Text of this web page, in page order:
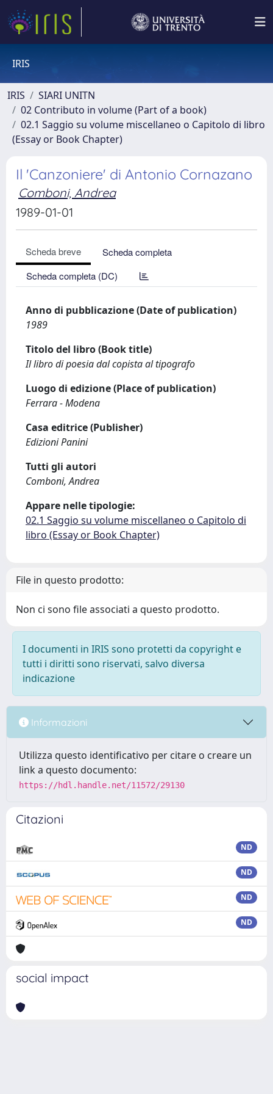
IRIS
IRIS
SIARI UNITN
02 Contributo in volume (Part of a book)
02.1 Saggio su volume miscellaneo o Capitolo di libro
(Essay or Book Chapter)
Il 'Canzoniere' di Antonio Cornazano
Comboni, Andrea
1989-01-01
Scheda breve
Scheda completa
Scheda completa (DC)
Anno di pubblicazione (Date of publication)
1989
Titolo del libro (Book title)
Il libro di poesia dal copista al tipografo
Luogo di edizione (Place of publication)
Ferrara - Modena
Casa editrice (Publisher)
Edizioni Panini
Tutti gli autori
Comboni, Andrea
Appare nelle tipologie:
02.1 Saggio su volume miscellaneo o Capitolo di
libro (Essay or Book Chapter)
File in questo prodotto:
Non ci sono file associati a questo prodotto.
I documenti in IRIS sono protetti da copyright e
tutti i diritti sono riservati, salvo diversa
indicazione
Informazioni
Utilizza questo identificativo per citare o creare un
link a questo documento:
https://hdl.handle.net/11572/29130
Citazioni
ND
ND
ND
ND
social impact